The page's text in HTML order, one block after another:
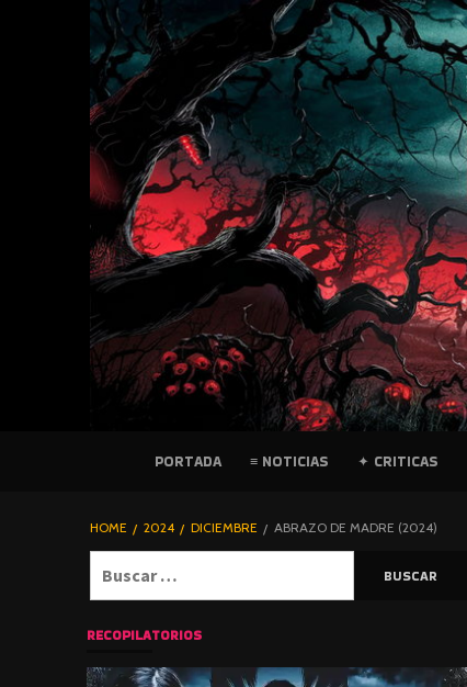
PELICULAS
BLOGHORROR
⋆
PORTADA ≡ NOTICIAS ✦ CRITICAS
HOME 2024 DICIEMBRE ABRAZO DE MADRE (2024)
RECOPILATORIOS